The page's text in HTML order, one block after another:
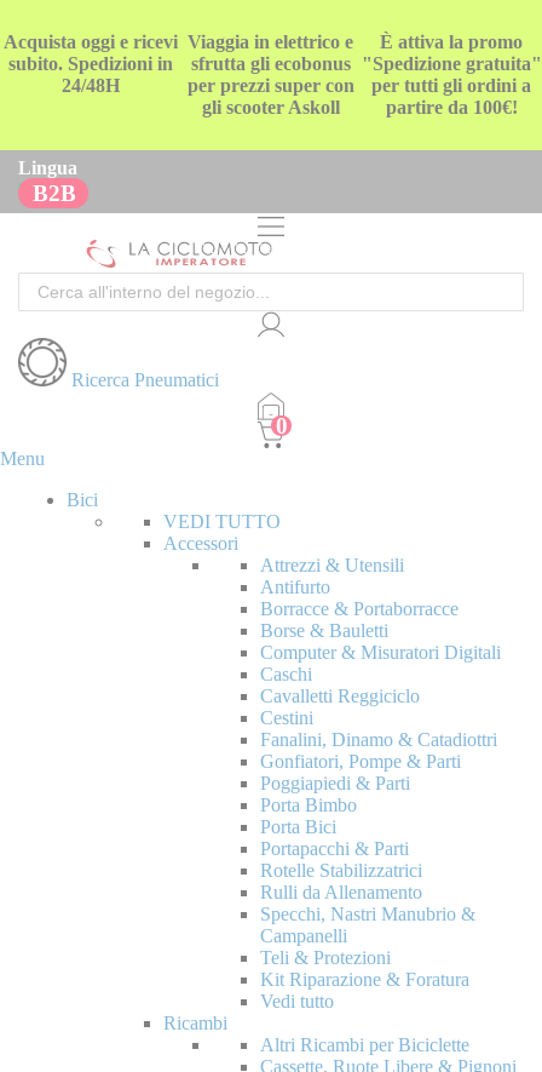
Acquista oggi e ricevi
subito. Spedizioni in
24/48H
Viaggia in elettrico e
sfrutta gli ecobonus
per prezzi super con
gli scooter Askoll
È attiva la promo
"Spedizione gratuita"
per tutti gli ordini a
partire da 100€!
Lingua
B2B
Cerca
Ricerca Pneumatici
Menu
Bici
VEDI TUTTO
Accessori
Attrezzi & Utensili
Antifurto
Borracce & Portaborracce
Borse & Bauletti
Computer & Misuratori Digitali
Caschi
Cavalletti Reggiciclo
Cestini
Fanalini, Dinamo & Catadiottri
Gonfiatori, Pompe & Parti
Poggiapiedi & Parti
Porta Bimbo
Porta Bici
Portapacchi & Parti
Rotelle Stabilizzatrici
Rulli da Allenamento
Specchi, Nastri Manubrio &
Campanelli
Teli & Protezioni
Kit Riparazione & Foratura
Vedi tutto
Ricambi
Altri Ricambi per Biciclette
Cassette, Ruote Libere & Pignoni